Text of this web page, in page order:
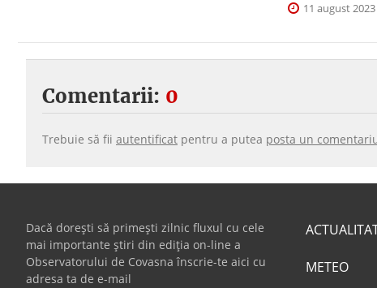
11 august 2023
Comentarii: 0
Trebuie să fii autentificat pentru a putea posta un
Dacă dorești să primești zilnic fluxul cu cele
mai importante știri din ediția on-line a
Observatorului de Covasna înscrie-te aici cu
adresa ta de e-mail
METEO